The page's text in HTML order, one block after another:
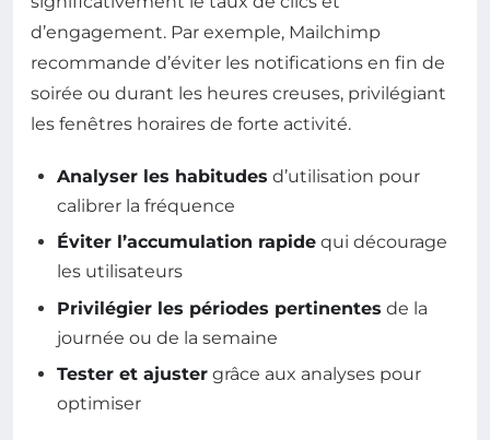
d’engagement. Par exemple, Mailchimp
recommande d’éviter les notifications en fin de
soirée ou durant les heures creuses, privilégiant
les fenêtres horaires de forte activité.
Analyser les habitudes d’utilisation pour
calibrer la fréquence
Éviter l’accumulation rapide qui décourage
les utilisateurs
Privilégier les périodes pertinentes de la
journée ou de la semaine
Tester et ajuster grâce aux analyses pour
optimiser